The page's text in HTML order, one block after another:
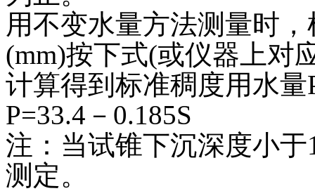
用不变水量方法测量时
(mm)按下式(或仪器上对
计算得到标准稠度用水量
P=33.4－0.185S
注：当试锥下沉深度小
测定。